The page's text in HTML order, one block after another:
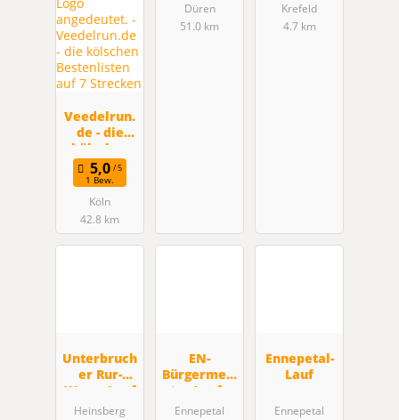
Veedelrun.
de - die
kölschen
Bestenliste
n auf 7
Strecken
1 Bew.
Köln
42.8 km
Düren
51.0 km
Krefeld
4.7 km
Unterbruch
er Rur-
Wurm-Lauf
Heinsberg
EN-
Bürgermeis
ter Lauf-,
Wandertag
Ennepetal
Ennepetal-
Lauf
Ennepetal